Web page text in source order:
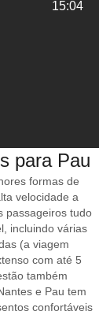
15:04
para Pau
formas de
velocidade a
passageiros tudo
incluindo várias
(a viagem
com até 5
também
e Pau tem
confortáveis